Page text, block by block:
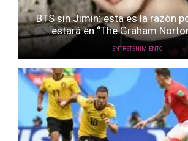
BTS sin Jimin: esta es la razón
estará en “The Graham
ENTRETENIMIENTO